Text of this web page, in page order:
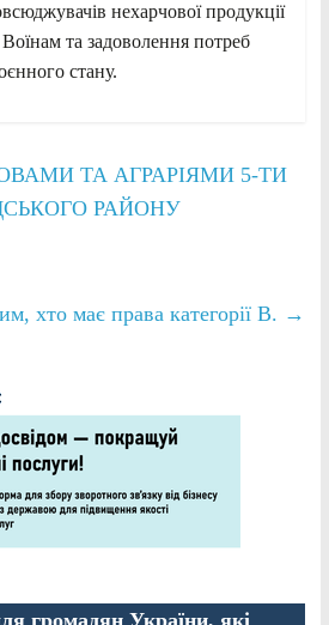
нехарчової продукції
та задоволення потреб
стану.
ТА АГРАРІЯМИ 5-ТИ
РАЙОНУ
хто має права категорії B. →